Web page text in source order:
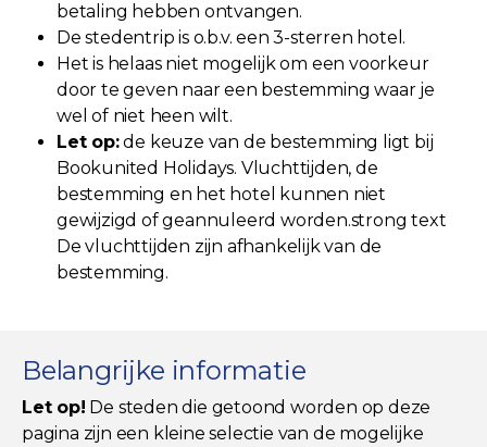
betaling hebben ontvangen.
De stedentrip is o.b.v. een 3-sterren hotel.
Het is helaas niet mogelijk om een voorkeur
door te geven naar een bestemming waar je
wel of niet heen wilt.
Let op:de keuze van de bestemming ligt bij
Bookunited Holidays. Vluchttijden, de
bestemming en het hotel kunnen niet
gewijzigd of geannuleerd worden.strong text
De vluchttijden zijn afhankelijk van de
bestemming.
Belangrijke informatie
Let op! De steden die getoond worden op deze
pagina zijn een kleine selectie van de mogelijke